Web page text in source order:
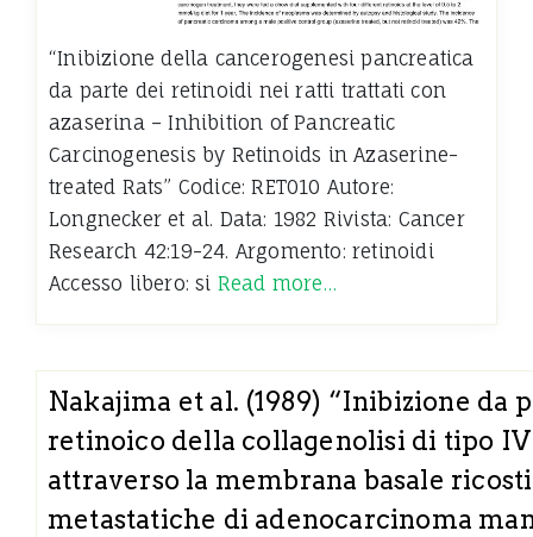
“Inibizione della cancerogenesi pancreatica
da parte dei retinoidi nei ratti trattati con
azaserina – Inhibition of Pancreatic
Carcinogenesis by Retinoids in Azaserine-
treated Rats” Codice: RET010 Autore:
Longnecker et al. Data: 1982 Rivista: Cancer
Research 42:19-24. Argomento: retinoidi
Accesso libero: si Read more…
Nakajima et al. (1989) “Inibizione da
retinoico della collagenolisi di tipo
attraverso la membrana basale
metastatiche di adenocarcinoma